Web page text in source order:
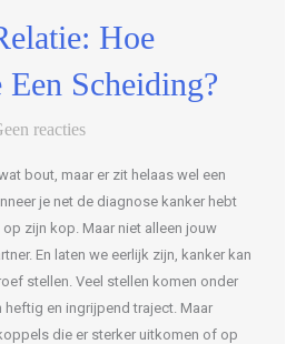
Hoe
Scheiding?
reacties
bout, maar er zit helaas wel een
je net de diagnose kanker hebt
zijn kop. Maar niet alleen jouw
En laten we eerlijk zijn, kanker kan
stellen. Veel stellen komen onder
heftig en ingrijpend traject. Maar
die er sterker uitkomen of op